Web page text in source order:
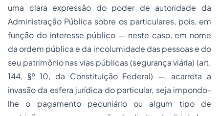
uma clara expressão do poder de autoridade da
Administração Pública sobre os particulares, pois, em
função do interesse público — neste caso, em nome
da ordem pública e da incolumidade das pessoas e do
seu patrimônio nas vias públicas (segurança viária) (art.
144, §º 10, da Constituição Federal) —, acarreta a
invasão da esfera jurídica do particular, seja impondo-
lhe o pagamento pecuniário ou algum tipo de